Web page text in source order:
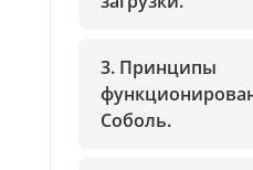
3. Принципы
Соболь.